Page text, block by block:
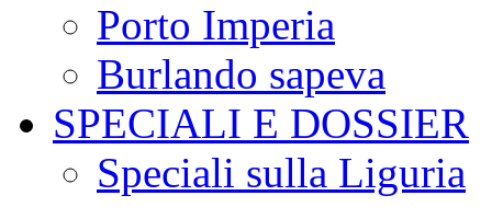
Porto Imperia
Burlando sapeva
SPECIALI E DOSSIER
Speciali sulla Liguria